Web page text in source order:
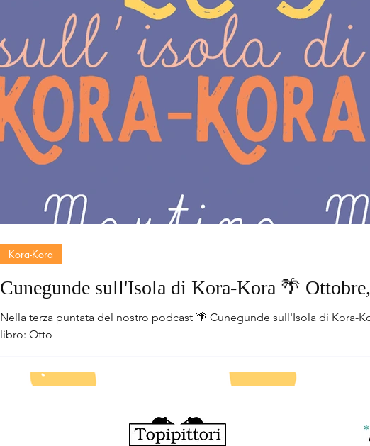
Cunegunde sull'Isola di Kora-Kora 🌴
Nella terza puntata del nostro podcast 🌴 Cunegunde sull'Isola di Kora-
libro: Otto
Kora-Kora